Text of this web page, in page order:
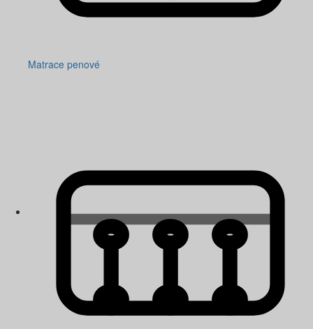
Matrace penové